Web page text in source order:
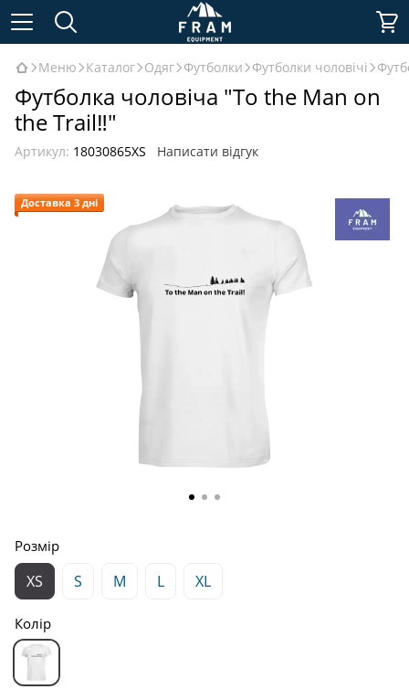
Меню Каталог Одяг Футболки Футболки чоловічі
Футболка чоловіча "To the Man on
the Trail‼"
Артикул: 18030865XS Написати відгук
Доставка 3 дні
Розмір
XS S M L XL
Колір